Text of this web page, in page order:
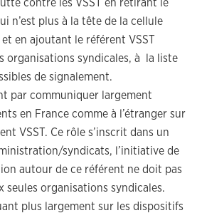
contre les VSST en retirant le
n’est plus à la tête de la cellule
en ajoutant le référent VSST
organisations syndicales, à la liste
de signalement.
par communiquer largement
en France comme à l’étranger sur
VSST. Ce rôle s’inscrit dans un
syndicats, l’initiative de
autour de ce référent ne doit pas
seules organisations syndicales.
plus largement sur les dispositifs